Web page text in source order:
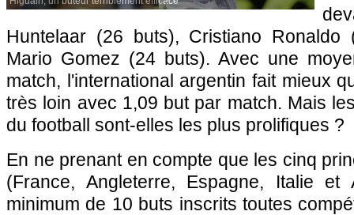
Huntelaar (26 buts), Cristiano
Mario Gomez (24 buts). Avec une
match, l'international argentin fait mieux
très loin avec 1,09 but par match. Mais
du football sont-elles les plus prolifiques ?
En ne prenant en compte que les cinq
(France, Angleterre, Espagne, Italie et
minimum de 10 buts inscrits toutes